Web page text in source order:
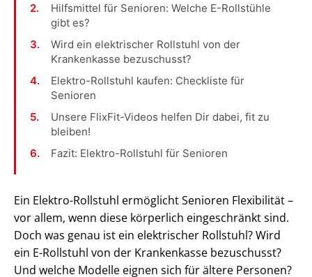
Hilfsmittel für Senioren: Welche E-Rollstühle
gibt es?
Wird ein elektrischer Rollstuhl von der
Krankenkasse bezuschusst?
Elektro-Rollstuhl kaufen: Checkliste für
Senioren
Unsere FlixFit-Videos helfen Dir dabei, fit zu
bleiben!
Fazit: Elektro-Rollstuhl für Senioren
Ein Elektro-Rollstuhl ermöglicht Senioren Flexibilität –
vor allem, wenn diese körperlich eingeschränkt sind.
Doch was genau ist ein elektrischer Rollstuhl? Wird
ein E-Rollstuhl von der Krankenkasse bezuschusst?
Und welche Modelle eignen sich für ältere Personen?